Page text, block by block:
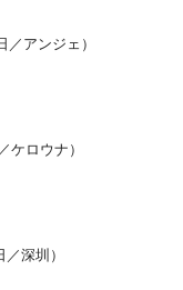
アンジェ）
ケロウナ）
深圳）